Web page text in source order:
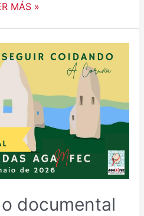
MÁS »
documental